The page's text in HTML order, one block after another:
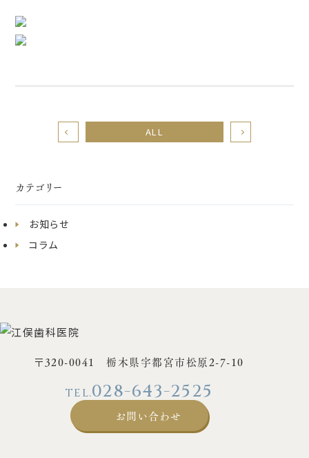
カテゴリー
お知らせ
コラム
ALL
〒320-0041 栃木県宇都宮市松原2-7-10
028-643-2525
お問い合わせ